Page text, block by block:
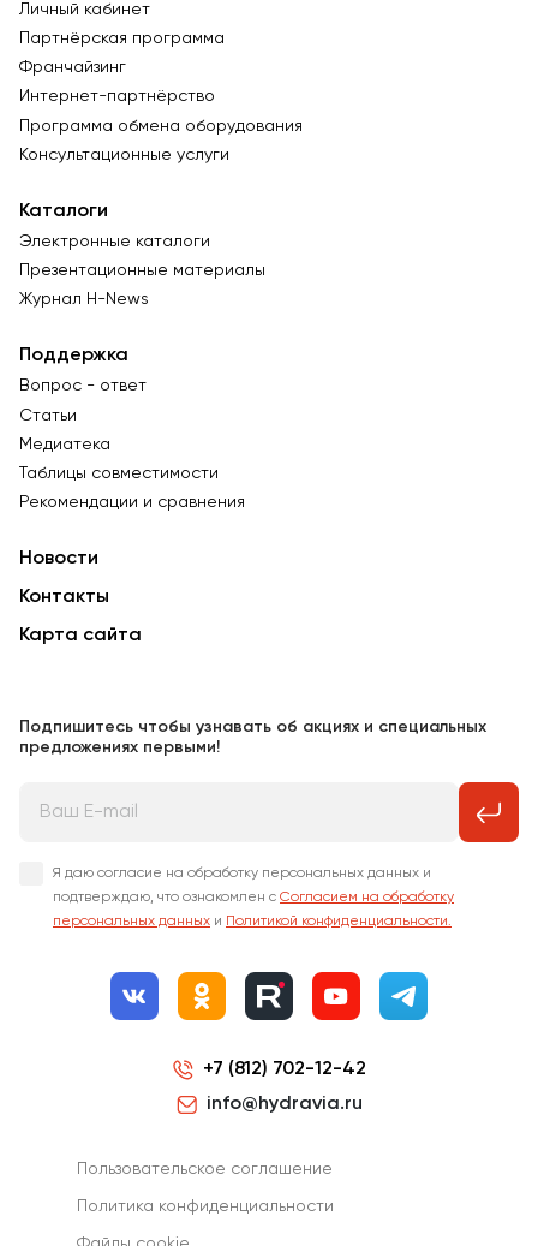
Личный кабинет
Партнёрская программа
Франчайзинг
Интернет-партнёрство
Программа обмена оборудования
Консультационные услуги
Каталоги
Электронные каталоги
Презентационные материалы
Журнал Н-News
Поддержка
Вопрос - ответ
Статьи
Медиатека
Таблицы совместимости
Рекомендации и сравнения
Новости
Контакты
Карта сайта
Подпишитесь чтобы узнавать об акциях и специальных
предложениях первыми!
Я даю согласие на обработку персональных данных и
подтверждаю, что ознакомлен с Согласием на обработку
персональных данных и Политикой конфиденциальности.
+7 (812) 702-12-42
info@hydravia.ru
Пользовательское соглашение
Политика конфиденциальности